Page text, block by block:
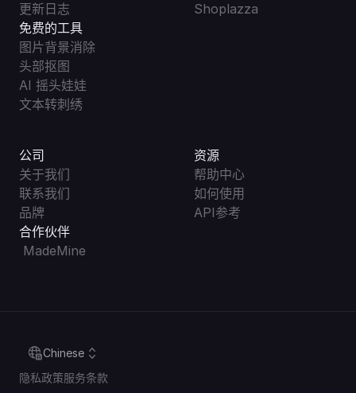
更新日志
免费的工具
图片背景消除
头部抠图
AI 摇头娃娃
文本转刺绣
Shoplazza
公司
关于我们
联系我们
品牌
合作伙伴
MadeMine
资源
帮助中心
如何使用
API参考
Chinese
隐私政策服务条款